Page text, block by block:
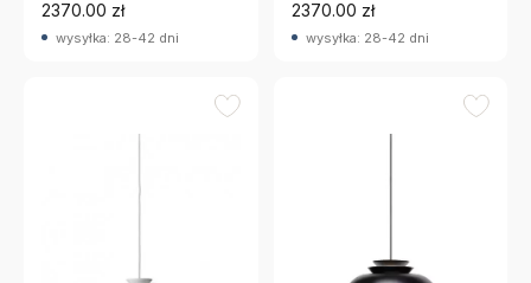
2370.00 zł
wysyłka: 28-42 dni
2370.00 zł
wysyłka: 28-42 dni